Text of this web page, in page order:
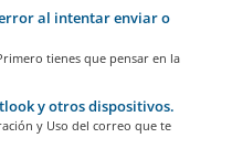
al intentar enviar o
tienes que pensar en la
y otros dispositivos.
y Uso del correo que te